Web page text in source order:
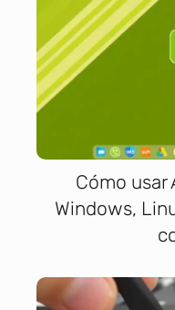
Cómo usar
Windows,